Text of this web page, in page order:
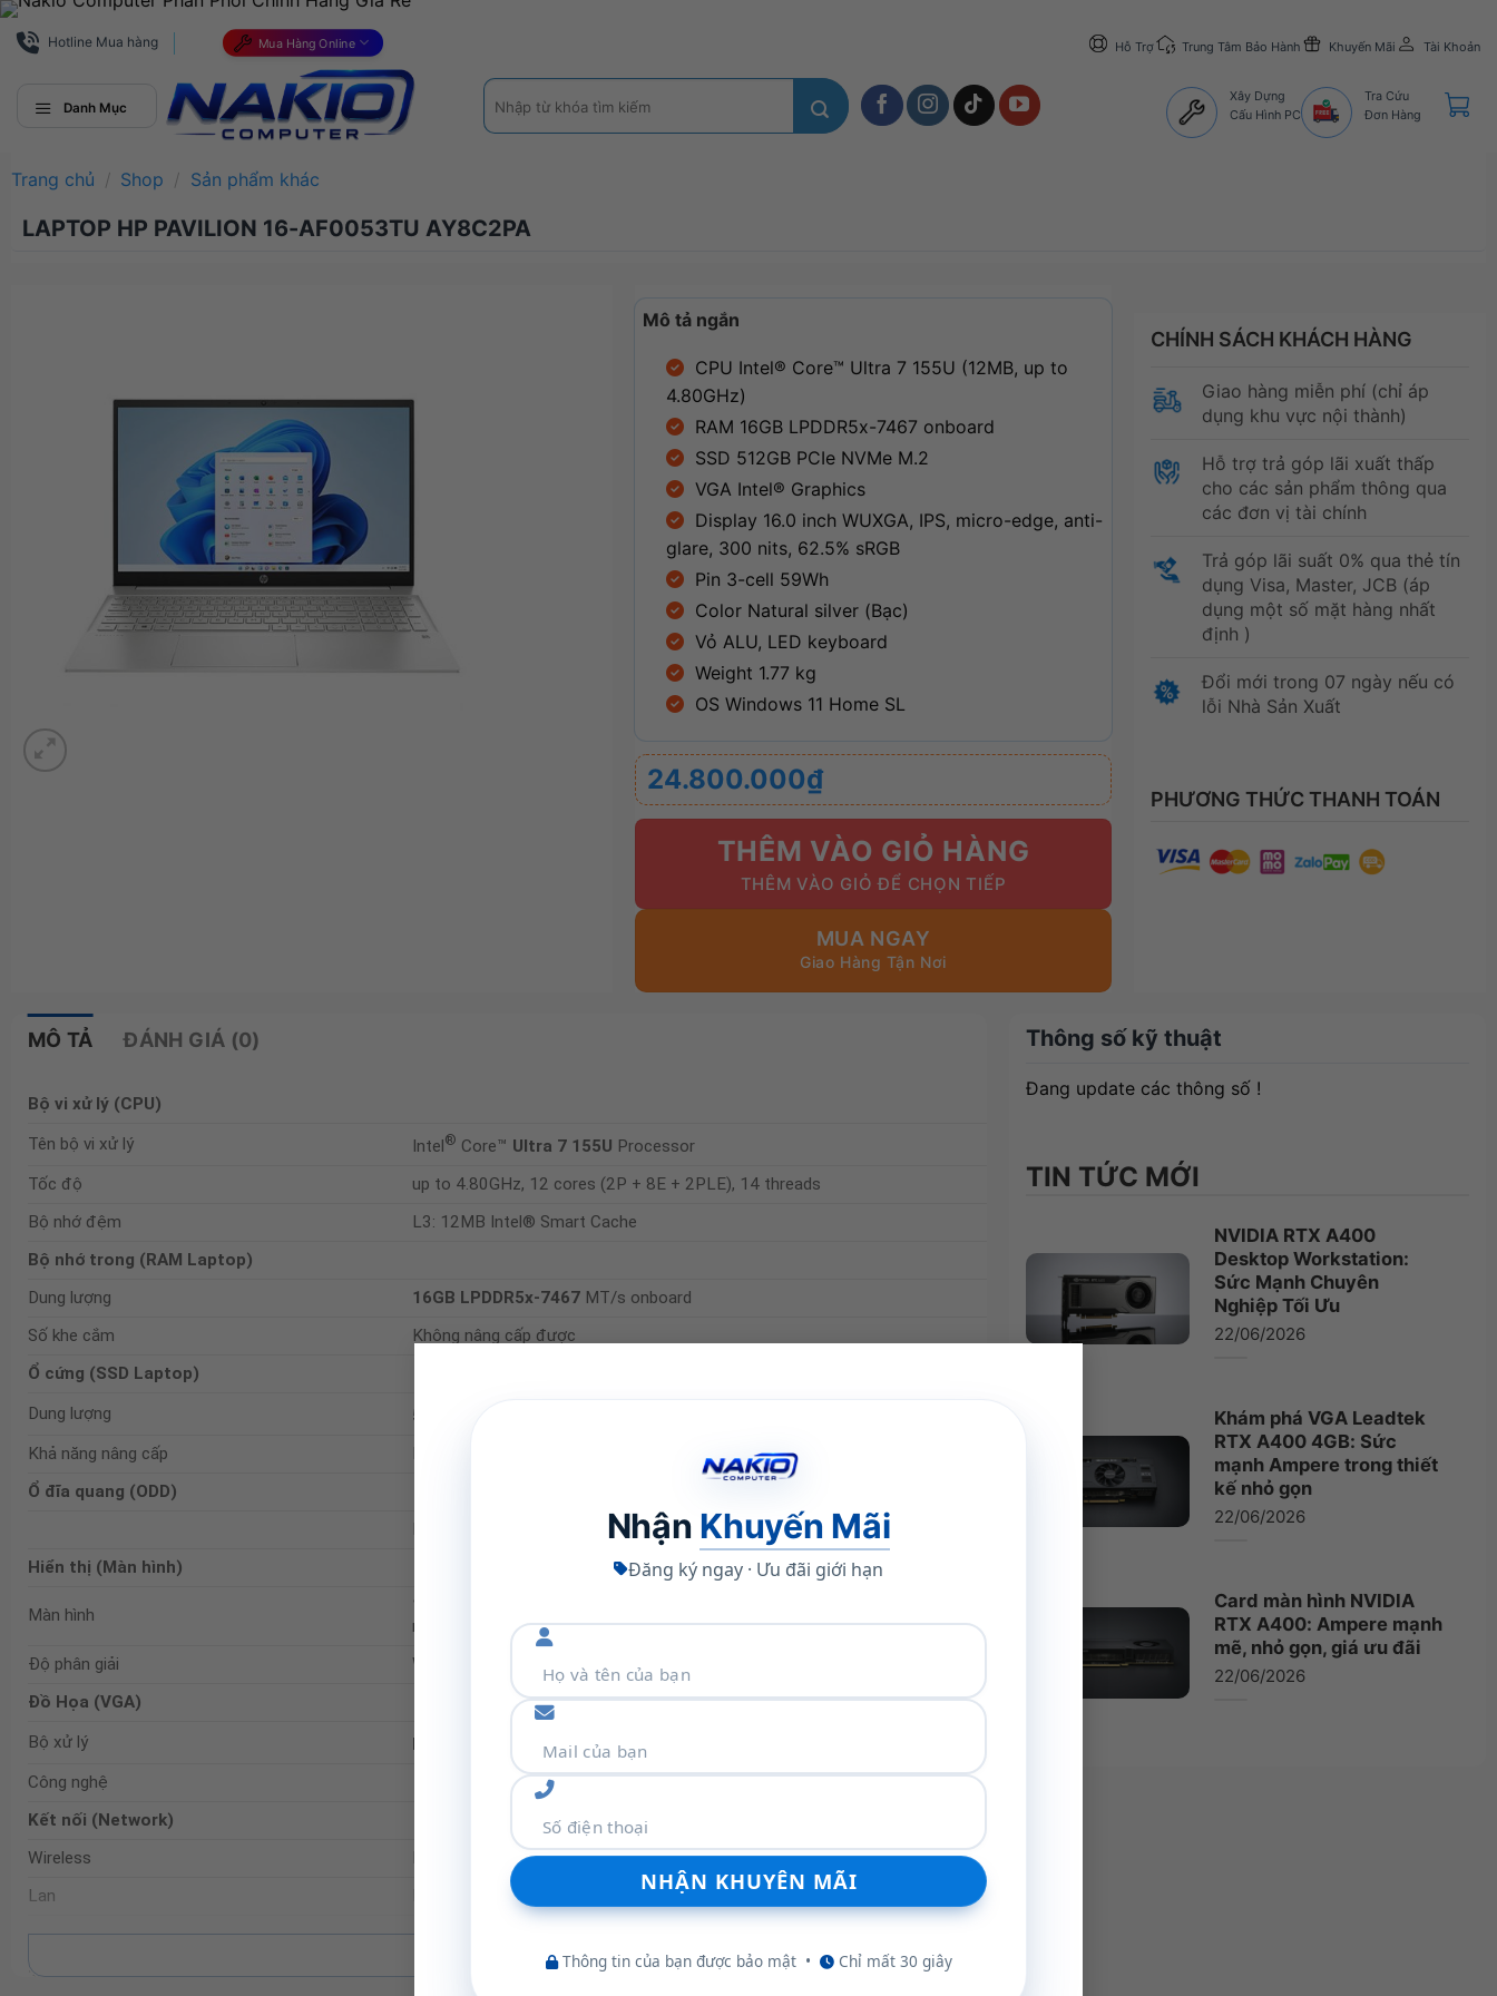
Nhận Khuyến Mãi
Đăng ký ngay · Ưu đãi giới hạn
Thông tin của bạn được bảo mật • Chỉ mất 30 giây
Bỏ
qua
Hotline Mua hàng Mua Hàng Online Hỗ Trợ Trung Tâm Bảo Hành Khuyến Mãi Tài Khoản
Danh Mục
Tìm
kiếm:
Xây Dựng
Cấu Hình PC
Tra Cứu
Đơn Hàng
Trang chủ / Shop / Sản phẩm khác
LAPTOP HP PAVILION 16-AF0053TU AY8C2PA
Mô tả ngắn
CPU Intel® Core™ Ultra 7 155U (12MB, up to
4.80GHz)
RAM 16GB LPDDR5x-7467 onboard
SSD 512GB PCIe NVMe M.2
VGA Intel® Graphics
Display 16.0 inch WUXGA, IPS, micro-edge, anti-
glare, 300 nits, 62.5% sRGB
Pin 3-cell 59Wh
Color Natural silver (Bạc)
Vỏ ALU, LED keyboard
Weight 1.77 kg
OS Windows 11 Home SL
24.800.000₫
THÊM VÀO GIỎ HÀNG
MUA NGAY
CHÍNH SÁCH KHÁCH HÀNG
Giao hàng miễn phí (chỉ áp
dụng khu vực nội thành)
Hỗ trợ trả góp lãi xuất thấp
cho các sản phẩm thông qua
các đơn vị tài chính
Trả góp lãi suất 0% qua thẻ tín
dụng Visa, Master, JCB (áp
dụng một số mặt hàng nhất
định )
Đổi mới trong 07 ngày nếu có
lỗi Nhà Sản Xuất
PHƯƠNG THỨC THANH TOÁN
MÔ TẢ ĐÁNH GIÁ (0)
Bộ vi xử lý (CPU)
Tên bộ vi xử lý
Intel® Core™ Ultra 7 155U Processor
Tốc độ
up to 4.80GHz, 12 cores (2P + 8E + 2PLE), 14 threads
Bộ nhớ đệm
L3: 12MB Intel® Smart Cache
Bộ nhớ trong (RAM Laptop)
Dung lượng
16GB LPDDR5x-7467 MT/s onboard
Số khe cắm
Không nâng cấp được
Ổ cứng (SSD Laptop)
Dung lượng
512GB SSD
Khả năng nâng cấp
Ổ đĩa quang (ODD)
Hiển thị (Màn hình)
Màn hình 16.0 inch WUXGA,
màn hình so với thân máy: 88.90%
Độ phân giải
WUXGA (1920 x 1200)
Đồ Họa (VGA)
Bộ xử lý
Intel
Công nghệ
Kết nối (Network)
Wireless
Intel® Wi-Fi 6E AX211 (2×2)
Lan
Bluetooth
Bluetooth
3G/Wimax(4G)
Thông số kỹ thuật
Đang update các thông số !
TIN TỨC MỚI
NVIDIA RTX A400
Desktop Workstation:
Sức Mạnh Chuyên
Nghiệp Tối Ưu
22/06/2026
Khám phá VGA Leadtek
RTX A400 4GB: Sức
mạnh Ampere trong thiết
kế nhỏ gọn
22/06/2026
Card màn hình NVIDIA
RTX A400: Ampere mạnh
mẽ, nhỏ gọn, giá ưu đãi
22/06/2026